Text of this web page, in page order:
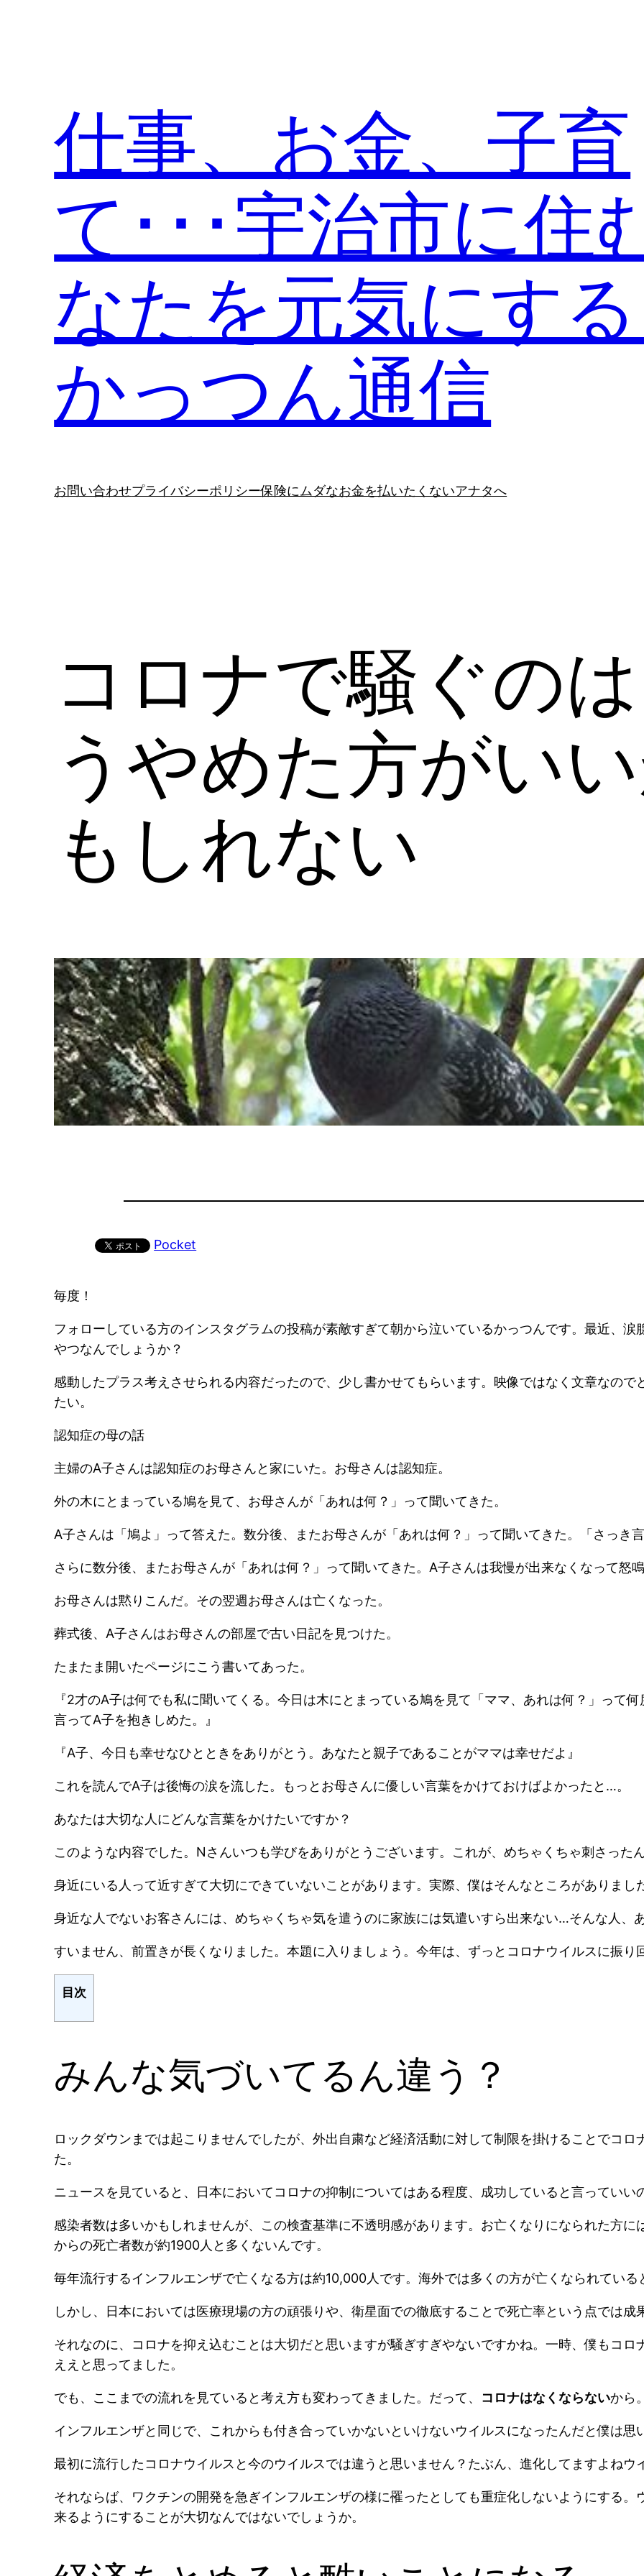
仕事、お金、子育
て･･･宇治市に住
なたを元気に
かっつん通信
お問い合わせプライバシーポリシー保険にムダなお金を払いたくないアナタへ
コロナで騒ぐの
うやめた方がい
もしれない
Pocket
毎度！
フォローしている方のインスタグラムの投稿が素敵すぎて朝から泣いているかっつんです。最近、
やつなんでしょうか？
感動したプラス考えさせられる内容だったので、少し書かせてもらいます。映像ではなく文章なの
たい。
認知症の母の話
主婦のA子さんは認知症のお母さんと家にいた。お母さんは認知症。
外の木にとまっている鳩を見て、お母さんが「あれは何？」って聞いてきた。
A子さんは「鳩よ」って答えた。数分後、またお母さんが「あれは何？」って聞いてきた。「さっき
さらに数分後、またお母さんが「あれは何？」って聞いてきた。A子さんは我慢が出来なくなって怒
お母さんは黙りこんだ。その翌週お母さんは亡くなった。
葬式後、A子さんはお母さんの部屋で古い日記を見つけた。
たまたま開いたページにこう書いてあった。
『2才のA子は何でも私に聞いてくる。今日は木にとまっている鳩を見て「ママ、あれは何？」って
言ってA子を抱きしめた。』
『A子、今日も幸せなひとときをありがとう。あなたと親子であることがママは幸せだよ』
これを読んでA子は後悔の涙を流した。もっとお母さんに優しい言葉をかけておけばよかったと…。
あなたは大切な人にどんな言葉をかけたいですか？
このような内容でした。Nさんいつも学びをありがとうございます。これが、めちゃくちゃ刺さった
身近にいる人って近すぎて大切にできていないことがあります。実際、僕はそんなところがありまし
身近な人でないお客さんには、めちゃくちゃ気を遣うのに家族には気遣いすら出来ない…そんな人、
すいません、前置きが長くなりました。本題に入りましょう。今年は、ずっとコロナウイルスに振り
目次
みんな気づいてるん違う？
ロックダウンまでは起こりませんでしたが、外出自粛など経済活動に対して制限を掛けることでコ
た。
ニュースを見ていると、日本においてコロナの抑制についてはある程度、成功していると言ってい
感染者数は多いかもしれませんが、この検査基準に不透明感があります。お亡くなりになられた方
からの死亡者数が約1900人と多くないんです。
毎年流行するインフルエンザで亡くなる方は約10,000人です。海外では多くの方が亡くなられている
しかし、日本においては医療現場の方の頑張りや、衛星面での徹底することで死亡率という点では成
それなのに、コロナを抑え込むことは大切だと思いますが騒ぎすぎやないですかね。一時、僕もコ
ええと思ってました。
でも、ここまでの流れを見ていると考え方も変わってきました。だって、 コロナはなくならないから
インフルエンザと同じで、これからも付き合っていかないといけないウイルスになったんだと僕は思
最初に流行したコロナウイルスと今のウイルスでは違うと思いません？たぶん、進化してますよねウ
それならば、ワクチンの開発を急ぎインフルエンザの様に罹ったとしても重症化しないようにする
来るようにすることが大切なんではないでしょうか。